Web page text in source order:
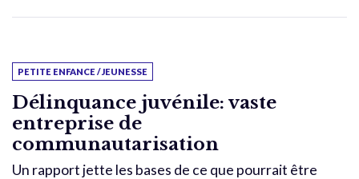
PETITE ENFANCE / JEUNESSE
Délinquance juvénile: vaste
entreprise de
communautarisation
Un rapport jette les bases de ce que pourrait être